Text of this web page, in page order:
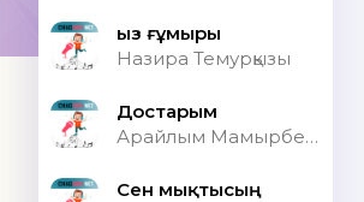
Қыз ғұмыры
Назира Темурқызы
Достарым
Арайлым Мамырбекқызы
Сен мықтысың